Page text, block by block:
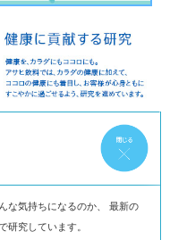
な気持ちになるのか、
最新の
研究しています。